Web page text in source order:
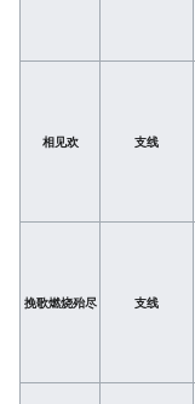
相见欢 支线
挽歌燃烧殆尽 支线